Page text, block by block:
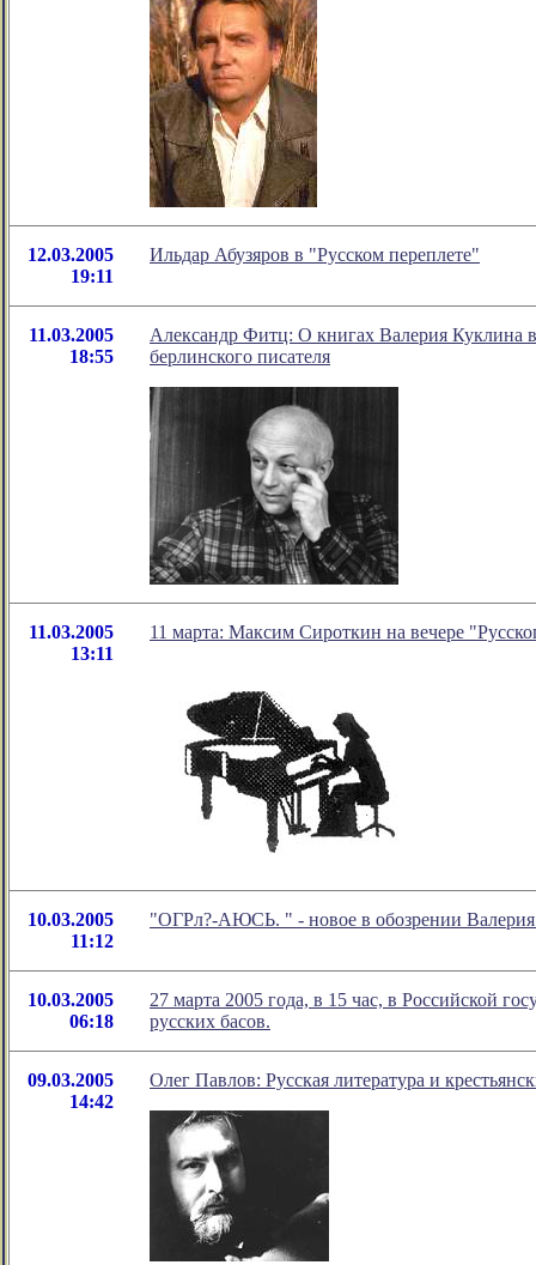
12.03.2005
19:11
Ильдар Абузяров в "Русском переплете"
11.03.2005
18:55
Александр Фитц: О книгах Валерия Куклина
берлинского писателя
11.03.2005
13:11
11 марта: Максим Сироткин на вечере
10.03.2005
11:12
"ОГРл?-АЮСЬ. " - новое в обозрении
10.03.2005
06:18
27 марта 2005 года, в 15 час, в Российской
русских басов.
09.03.2005
14:42
Олег Павлов: Русская литература и